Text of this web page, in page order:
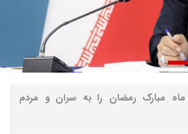
مبارک رمضان را به سران و مردم